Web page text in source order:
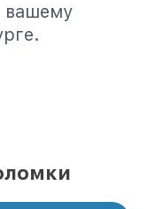
вашему